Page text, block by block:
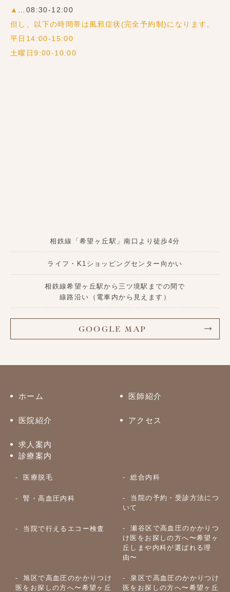
▲
…08:30-12:00
但し、以下の時間帯は風邪症状(完全予約制)になります。
平日14:00-15:00
土曜日9:00-10:00
相鉄線「希望ヶ丘駅」南口より徒歩4分
ライフ・K1ショッピングセンター向かい
相鉄線希望ヶ丘駅から三ツ境駅までの間で
線路沿い
（電車内から見えます）
GOOGLE MAP
ホーム 医師紹介
医院紹介 アクセス
求人案内
診療案内
医療脱毛 総合内科
腎・高血圧内科
当院の予約・受診方法につ
いて
当院で行えるエコー検査
瀬谷区で高血圧のかかりつ
け医をお探しの方へ〜希望ヶ
丘しまや内科が選ばれる理
由〜
旭区で高血圧のかかりつけ
医をお探しの方へ〜希望ヶ丘
泉区で高血圧のかかりつけ
医をお探しの方へ〜希望ヶ丘